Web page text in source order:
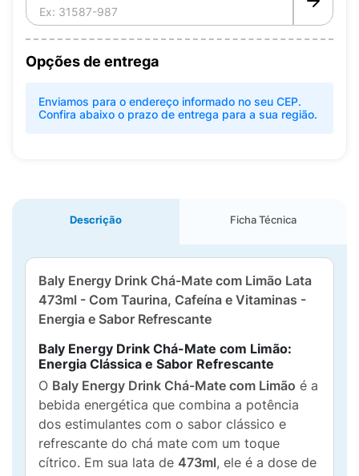
Opções de entrega
Enviamos para o endereço informado no seu CEP.
Confira abaixo o prazo de entrega para a sua região.
Descrição Ficha Técnica
Baly Energy Drink Chá-Mate com Limão Lata
473ml - Com Taurina, Cafeína e Vitaminas -
Energia e Sabor Refrescante
Baly Energy Drink Chá-Mate com Limão:
Energia Clássica e Sabor Refrescante
O Baly Energy Drink Chá-Mate com Limão é a
bebida energética que combina a potência
dos estimulantes com o sabor clássico e
refrescante do chá mate com um toque
cítrico. Em sua lata de 473ml, ele é a dose de